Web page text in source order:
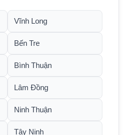
Vĩnh Long
Bến Tre
Bình Thuận
Lâm Đồng
Ninh Thuận
Tây Ninh